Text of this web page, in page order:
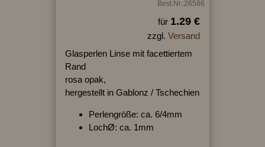
Best.Nr.:26586
für 1.29 €
zzgl. Versand
Glasperlen Linse mit facettiertem
Rand
rosa opak,
hergestellt in Gablonz / Tschechien
Perlengröße: ca. 6/4mm
LochØ: ca. 1mm